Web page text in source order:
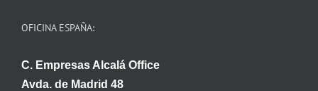
OFICINA ESPAÑA:
C. Empresas Alcalá Office
Avda. de Madrid 48